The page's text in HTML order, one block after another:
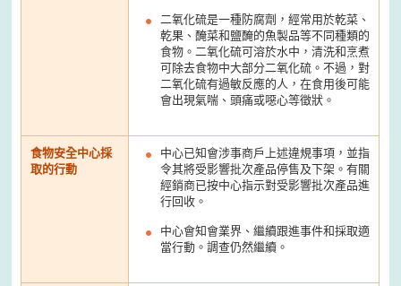
二氧化硫是一種防腐劑，經常用於乾菜、
乾果、醃菜和鹽醃的魚製品等不同種類的
食物。二氧化硫可溶於水中，清洗和烹煮
可除去食物中大部分二氧化硫。不過，對
二氧化硫有過敏反應的人，在食用後可能
會出現氣喘、頭痛或噁心等徵狀。
食物安全中心採
取的行動
中心已知會涉事商戶上述違規事項，並指
令其將受影響批次產品停售及下架。有關
經銷商已按中心指示對受影響批次產品進
行回收。
中心會知會業界、繼續跟進事件和採取適
當行動。調查仍然繼續。